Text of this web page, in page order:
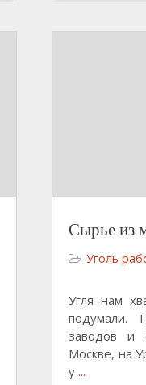
Сырье из
Уголь
Угля нам
подумали.
заводов и
Москве, на
у ...